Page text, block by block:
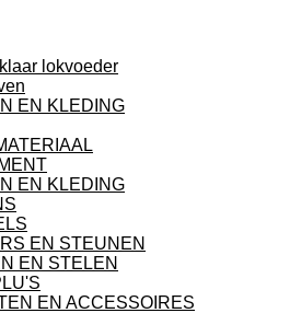
lokvoeder
EN KLEDING
EN KLEDING
EN STEUNEN
EN STELEN
EN ACCESSOIRES